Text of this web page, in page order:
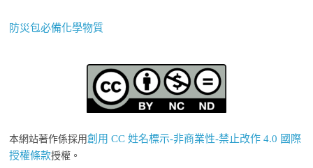
防災包必備化學物質
本網站著作係採用創用 CC 姓名標示-非商業性-禁止改作 4.0 國際
授權條款授權。